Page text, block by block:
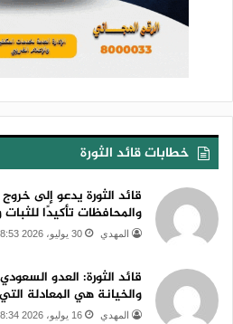
خطابات قائد الثورة
قائد الثورة يدعو إلى
والمحافظات تأكيدًا
المهدي 30 يوليو، 2026 18:53
قائد الثورة: العدو
والخيانة هي المعادلة
المهدي 16 يوليو، 2026 18:34